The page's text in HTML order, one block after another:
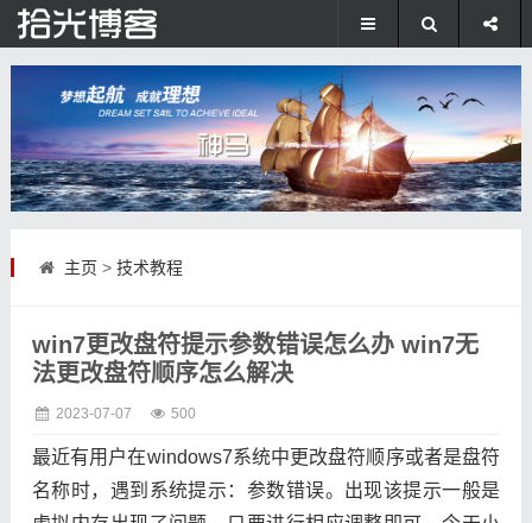
主页 > 技术教程
win7更改盘符提示参数错误怎么办 win7无
法更改盘符顺序怎么解决
2023-07-07 500
最近有用户在windows7系统中更改盘符顺序或者是盘符
名称时，遇到系统提示：参数错误。出现该提示一般是